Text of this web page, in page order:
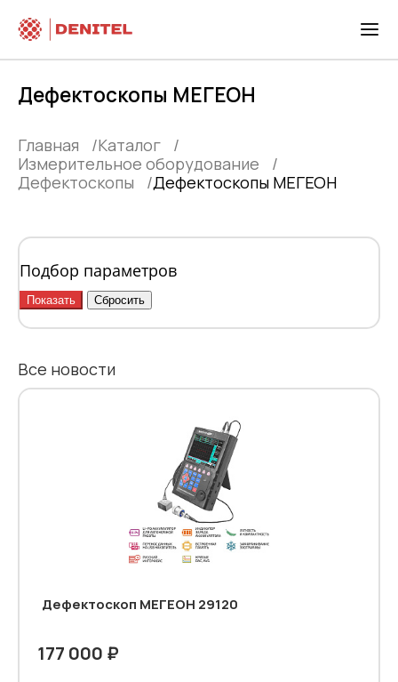
Дефектоскопы МЕГЕОН
Главная
Каталог
Измерительное оборудование
Дефектоскопы
Дефектоскопы МЕГЕОН
Подбор параметров
Все новости
Дефектоскоп МЕГЕОН 29120
177 000 ₽